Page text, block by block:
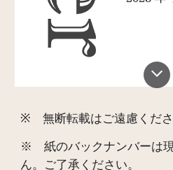
※無断転載はご遠慮くださ
※ 紙のバックナンバーは
ん。ご了承ください。